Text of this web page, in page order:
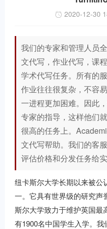
2020-12-30
我们的专家和管理人员
文代写，作业代写，课
学术代写任务。所有的
作业往往很复杂，不容
一进程更加困难。因此
专家的指导，这样他们
很高的任务上。
文代写帮助。我们的客
评估价格和分发任务给
纽卡斯尔大学长期以来被公
一。它具有世界级的研究声
斯尔大学致力于维护英国最
有1900名中国学生入学。